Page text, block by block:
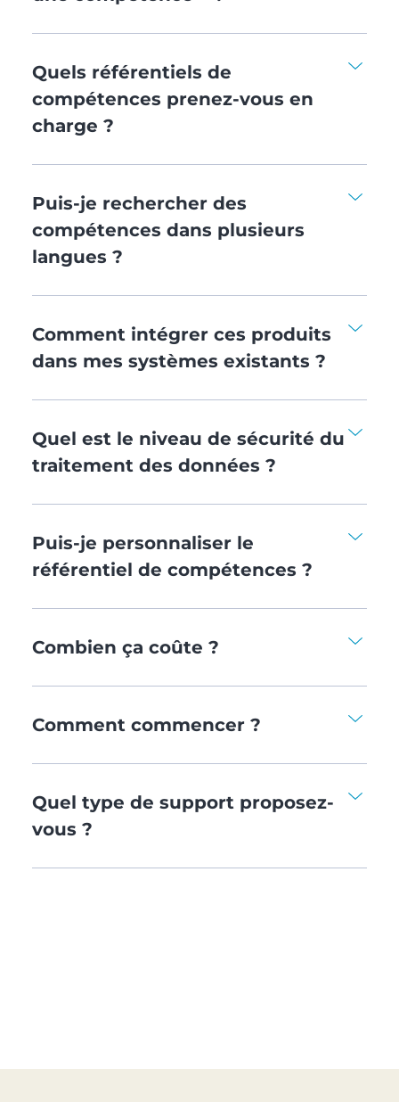
Quels référentiels de
compétences prenez-vous en
charge ?
Puis-je rechercher des
compétences dans plusieurs
langues ?
Comment intégrer ces produits
dans mes systèmes existants ?
Quel est le niveau de sécurité du
traitement des données ?
Puis-je personnaliser le
référentiel de compétences ?
Combien ça coûte ?
Comment commencer ?
Quel type de support proposez-
vous ?